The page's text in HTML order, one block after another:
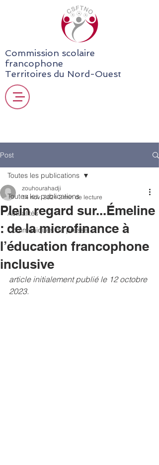
Commission scolaire
francophone
Territoires du Nord-Ouest
Post
Toutes les publications
Actualités
Communiqués de presse
Toutes les publications
Plein regard sur...Émeline
: de la microfinance à
l’éducation francophone
inclusive
zouhourahadji
14 nov. 2024 2 min de lecture
article initialement publié le 12 octobre
2023.